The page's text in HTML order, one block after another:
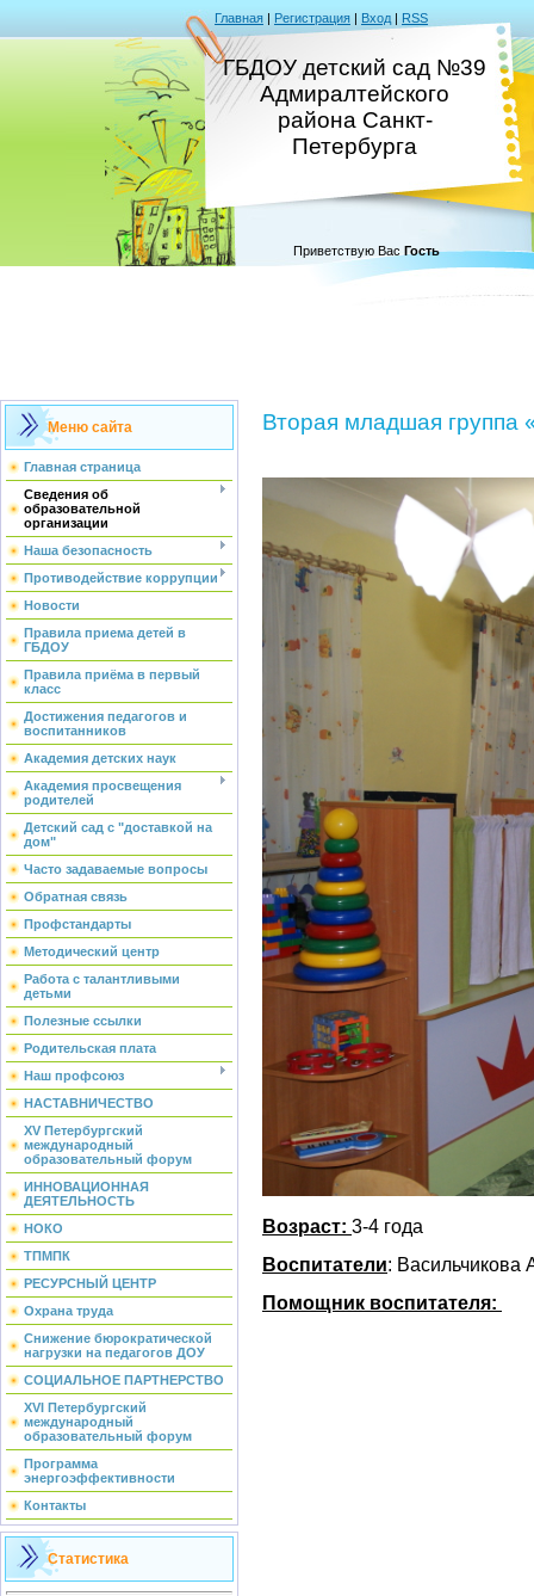
Главная | Регистрация | Вход | RSS
ГБДОУ детский сад №39
Адмиралтейского
района Санкт-
Петербурга
Приветствую Вас Гость
Меню сайта
Главная страница
Сведения об
образовательной
организации
Наша безопасность
Противодействие коррупции
Новости
Правила приема детей в
ГБДОУ
Правила приёма в первый
класс
Достижения педагогов и
воспитанников
Академия детских наук
Академия просвещения
родителей
Детский сад с "доставкой на
дом"
Часто задаваемые вопросы
Обратная связь
Профстандарты
Методический центр
Работа с талантливыми
детьми
Полезные ссылки
Родительская плата
Наш профсоюз
НАСТАВНИЧЕСТВО
XV Петербургский
международный
образовательный форум
ИННОВАЦИОННАЯ
ДЕЯТЕЛЬНОСТЬ
НОКО
ТПМПК
РЕСУРСНЫЙ ЦЕНТР
Охрана труда
Снижение бюрократической
нагрузки на педагогов ДОУ
СОЦИАЛЬНОЕ ПАРТНЕРСТВО
XVI Петербургский
международный
образовательный форум
Программа
энергоэффективности
Контакты
Статистика
Вторая младшая группа
Возраст: 3-4 года
Воспитатели:
Помощник воспитателя: